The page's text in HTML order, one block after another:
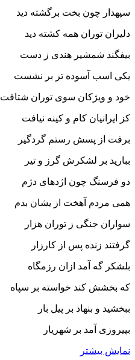
سپهدار چون بخت برگشته دید
دلیران توران همه کشته دید
بیفگند شمشیر هندى ز دست
یکى اسب آسوده تر بر نشست‏
خود و ویژکان سوى توران شتافت
کز ایرانیان کام و کینه نیافت‏
برفت از پسش رستم گردگیر
ببارید بر لشکرش گرز و تیر
دو فرسنگ چون اژدهاى دژم
همى مردم آهخت از یشان بدم‏
سواران جنگى ز توران هزار
گرفتند زنده پس از کارزار
بلشکر گه آمد ازان رزمگاه
که بخشش کند خواسته بر سپاه‏
ببخشید و بنهاد بر پیل بار
بپیروزى آمد بر شهریار
نمایش بیشتر